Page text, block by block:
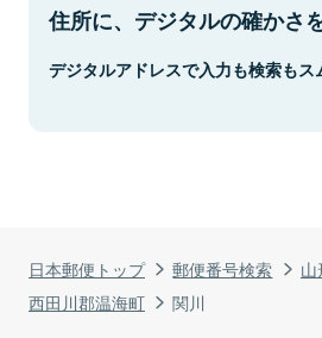
日本郵便トップ 郵便番号検索
山
西田川郡温海町
関川
住所に、デジタルの確かさを
デジタルアドレスで入力も検索もス